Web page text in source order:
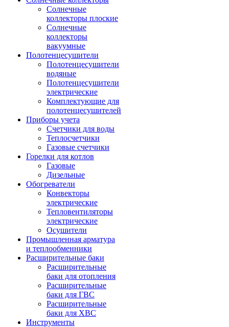
Солнечные
коллекторы плоские
Солнечные
коллекторы
вакуумные
Полотенцесушители
Полотенцесушители
водяные
Полотенцесушители
электрические
Комплектующие для
полотенцесушителей
Приборы учета
Счетчики для воды
Теплосчетчики
Газовые счетчики
Горелки для котлов
Газовые
Дизельные
Обогреватели
Конвекторы
электрические
Тепловентиляторы
электрические
Осушители
Промышленная арматура
и теплообменники
Расширительные баки
Расширительные
баки для отопления
Расширительные
баки для ГВС
Расширительные
баки для ХВС
Инструменты